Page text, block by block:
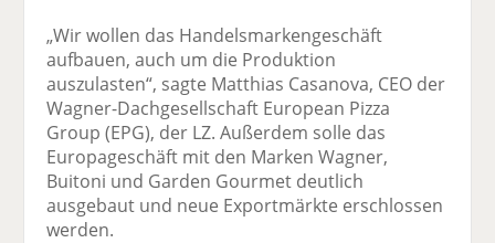
„Wir wollen das Handelsmarkengeschäft
aufbauen, auch um die Produktion
auszulasten“, sagte Matthias Casanova, CEO der
Wagner-Dachgesellschaft European Pizza
Group (EPG), der LZ. Außerdem solle das
Europageschäft mit den Marken Wagner,
Buitoni und Garden Gourmet deutlich
ausgebaut und neue Exportmärkte erschlossen
werden.